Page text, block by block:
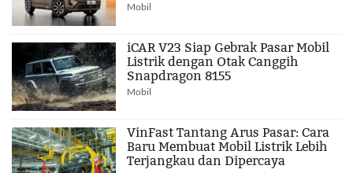
Mobil
iCAR V23 Siap Gebrak Pasar Mobil
Listrik dengan Otak Canggih
Snapdragon 8155
Mobil
VinFast Tantang Arus Pasar: Cara
Baru Membuat Mobil Listrik Lebih
Terjangkau dan Dipercaya